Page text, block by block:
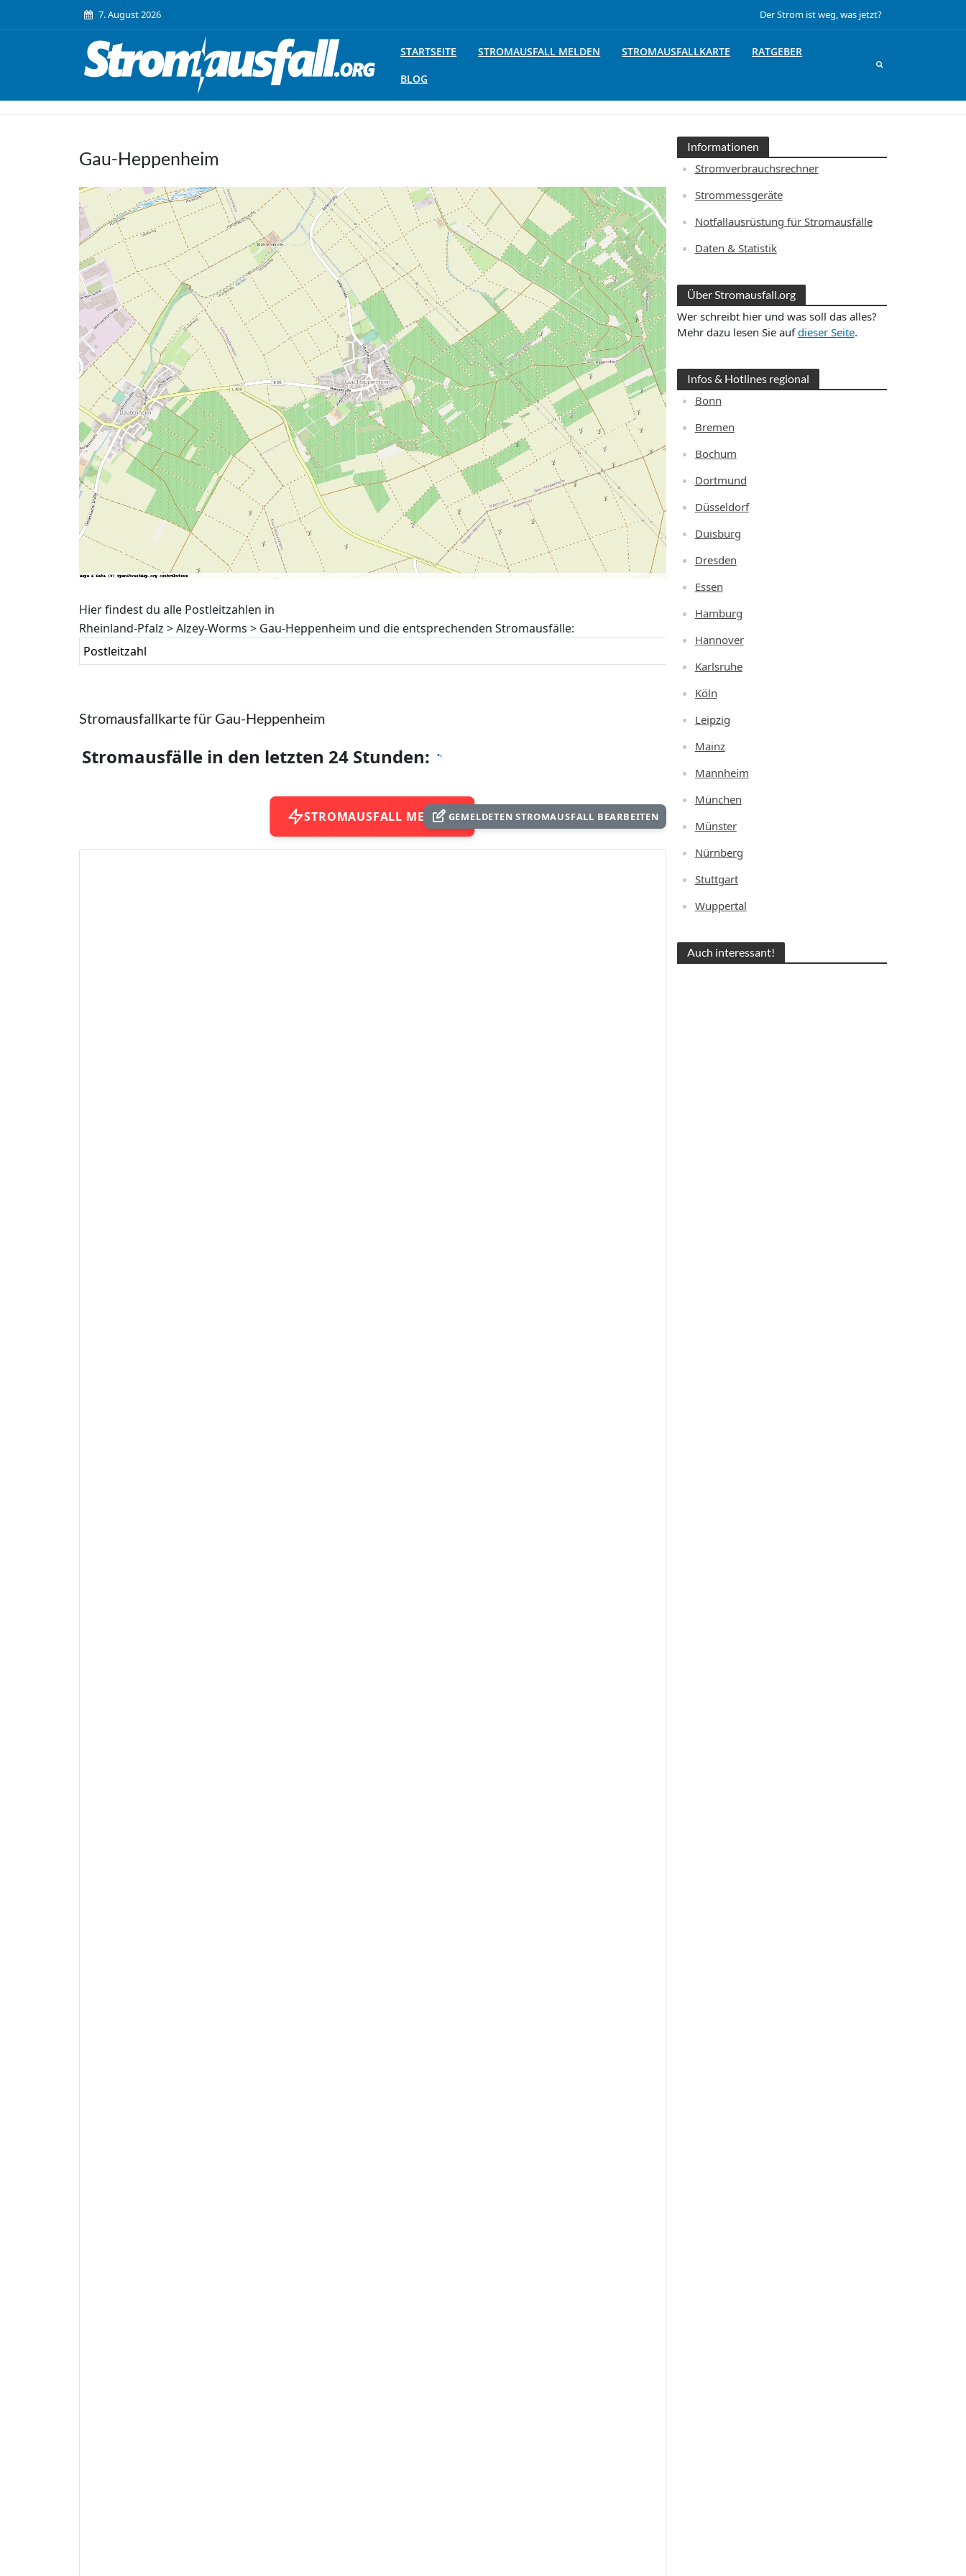
7. August 2026 Der Strom ist weg, was jetzt?
STARTSEITE STROMAUSFALL MELDEN STROMAUSFALLKARTE
RATGEBER
BLOG
Gau-Heppenheim
Hier findest du alle Postleitzahlen in
Rheinland-Pfalz > Alzey-Worms > Gau-Heppenheim und die entsprechenden Stromausfälle:
Postleitzahl
Stromausfallkarte für Gau-Heppenheim
Stromausfälle in den letzten 24 Stunden:
STROMAUSFALL MELDENGEMELDETEN STROMAUSFALL BEARBEITEN
Informationen
Stromverbrauchsrechner
Strommessgeräte
Notfallausrüstung für Stromausfälle
Daten & Statistik
Über Stromausfall.org
Wer schreibt hier und was soll das alles?
Mehr dazu lesen Sie aufdieser Seite.
Infos & Hotlines regional
Bonn
Bremen
Bochum
Dortmund
Düsseldorf
Duisburg
Dresden
Essen
Hamburg
Hannover
Karlsruhe
Köln
Leipzig
Mainz
Mannheim
München
Münster
Nürnberg
Stuttgart
Wuppertal
Auch interessant!